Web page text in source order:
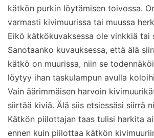
kätkön purkin löytämisen toivossa.
varmasti kivimuurissa tai muussa
Eikö kätkökuvaksessa ole vinkkiä tai
Sanotaanko kuvauksessa, että älä
kätkö on muurissa, niin se
löytyy ihan taskulampun avulla
Vain äärimmäisen harvoin
siirtää kiviä. Älä siis etsiessäsi siirrä
Kätkön piilottajan taas tulisi harkita
ennen kuin piilottaa kätkön